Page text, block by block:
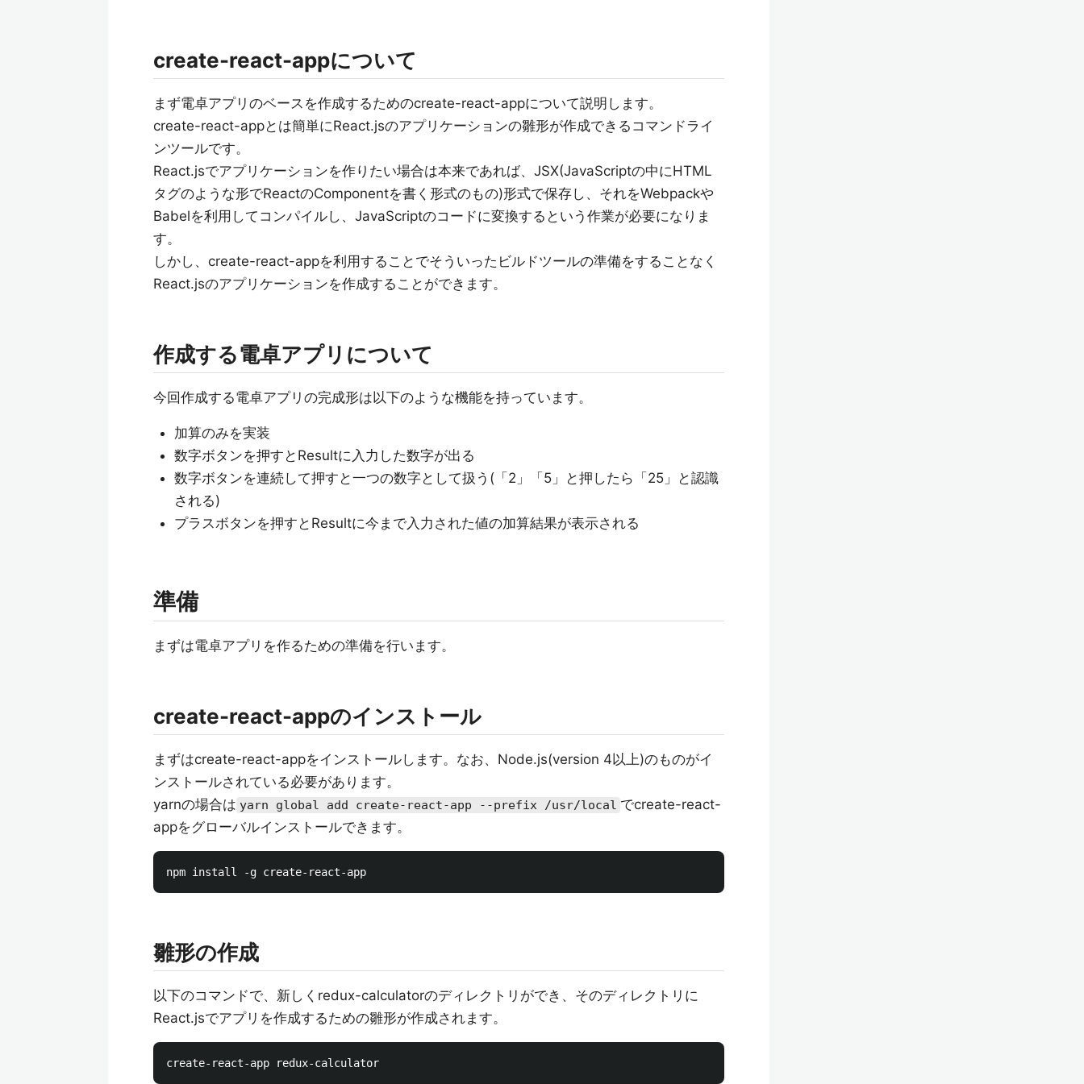
create-react-appについて
まず電卓アプリのベースを作成するためのcreate-react-appについて説明します。
create-react-appとは簡単にReact.jsのアプリケーションの雛形が作成できるコマンドライ
ンツールです。
React.jsでアプリケーションを作りたい場合は本来であれば、JSX(JavaScriptの中にHTML
タグのような形でReactのComponentを書く形式のもの)形式で保存し、それをWebpackや
Babelを利用してコンパイルし、JavaScriptのコードに変換するという作業が必要になりま
す。
しかし、create-react-appを利用することでそういったビルドツールの準備をすることなく
React.jsのアプリケーションを作成することができます。
作成する電卓アプリについて
今回作成する電卓アプリの完成形は以下のような機能を持っています。
加算のみを実装
数字ボタンを押すとResultに入力した数字が出る
数字ボタンを連続して押すと一つの数字として扱う(「2」「5」と押したら「25」と認識
される)
プラスボタンを押すとResultに今まで入力された値の加算結果が表示される
準備
まずは電卓アプリを作るための準備を行います。
create-react-appのインストール
まずはcreate-react-appをインストールします。なお、Node.js(version 4以上)のものがイ
ンストールされている必要があります。
yarnの場合は yarn global add create-react-app --prefix /usr/local でcreate-react-
appをグローバルインストールできます。
雛形の作成
以下のコマンドで、新しくredux-calculatorのディレクトリができ、そのディレクトリに
React.jsでアプリを作成するための雛形が作成されます。